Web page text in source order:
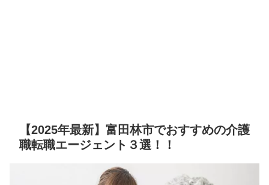
【2025年最新】富田林市でおすすめの介護
職転職エージェント３選！！